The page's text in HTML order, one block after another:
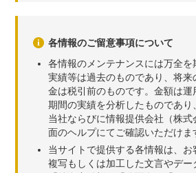
各情報のご留意事項について
各情報のメンテナンスには万全
実績等は過去のものであり、将
金は税引前のものです。金額は
期間の実績を分析したものであ
当社ならびに情報提供会社（株
面のヘルプにてご確認いただけま
当サイトで提供する各情報は、
複写もしくは加工した文言やデ